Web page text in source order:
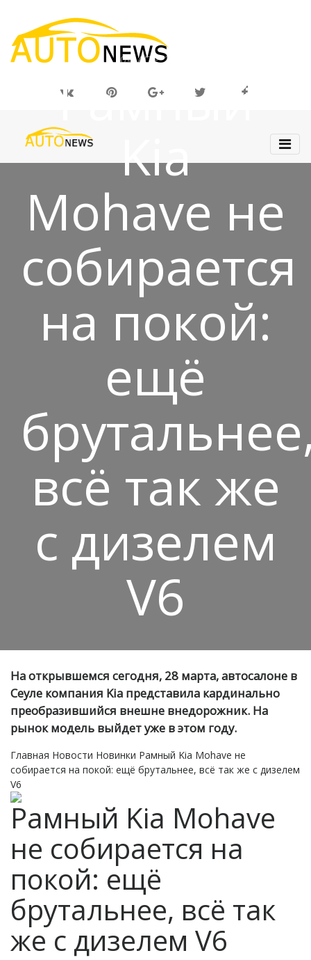
04 АПР 2019
Рамный
Kia
Mohave не
собирается
на покой:
ещё
всё так же
с дизелем
V6
На открывшемся сегодня, 28 марта, автосалоне в
Сеуле компания Kia представила кардинально
преобразившийся внешне внедорожник. На
рынок модель выйдет уже в этом году.
Главная Новости Новинки Рамный Kia Mohave не
собирается на покой: ещё брутальнее, всё так же с дизелем
V6
Рамный Kia Mohave
не собирается на
покой: ещё
брутальнее, всё так
же с дизелем V6